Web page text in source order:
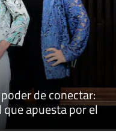
de conectar:
apuesta por el